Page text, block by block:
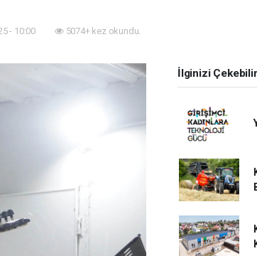
- 10:00 5074+ kez okundu.
İlginizi Çekebilir